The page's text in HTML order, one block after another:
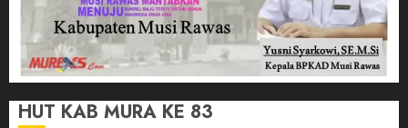
HUT KAB MURA KE 83